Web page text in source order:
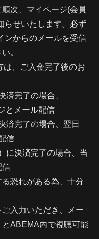
次、マイページ(会員
らせいたします。必ず
ンからのメールを受信
。
、ご入金完了後のお
済完了の場合、
とメール配信
済完了の場合、翌日
信
に決済完了の場合、当
信
恐れがある為、十分
入力いただき、メー
ABEMA内で視聴可能